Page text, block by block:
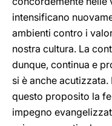
intensificano
ambienti contro i
nostra cultura. La
dunque, continua e
si è anche
questo proposito la
impegno